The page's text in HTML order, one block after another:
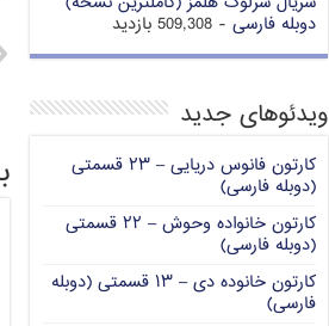
دوبله فارسی - 509,308 بازدید
ویدئوهای جدید
کارتون فانوس دریایی – ۲۳ قسمتی
(دوبله فارسی)
کارتون خانواده وحوش – ۲۲ قسمتی
(دوبله فارسی)
کارتون خانوده دی – ۱۳ قسمتی (دوبله
فارسی)